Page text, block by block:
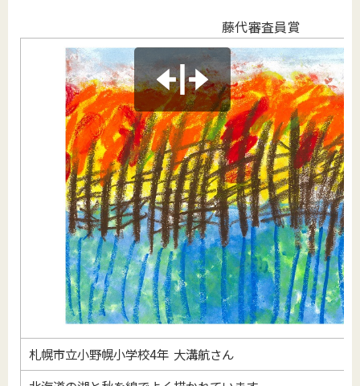
藤代審査員賞
札幌市立小野幌小学校4年 大溝航さん